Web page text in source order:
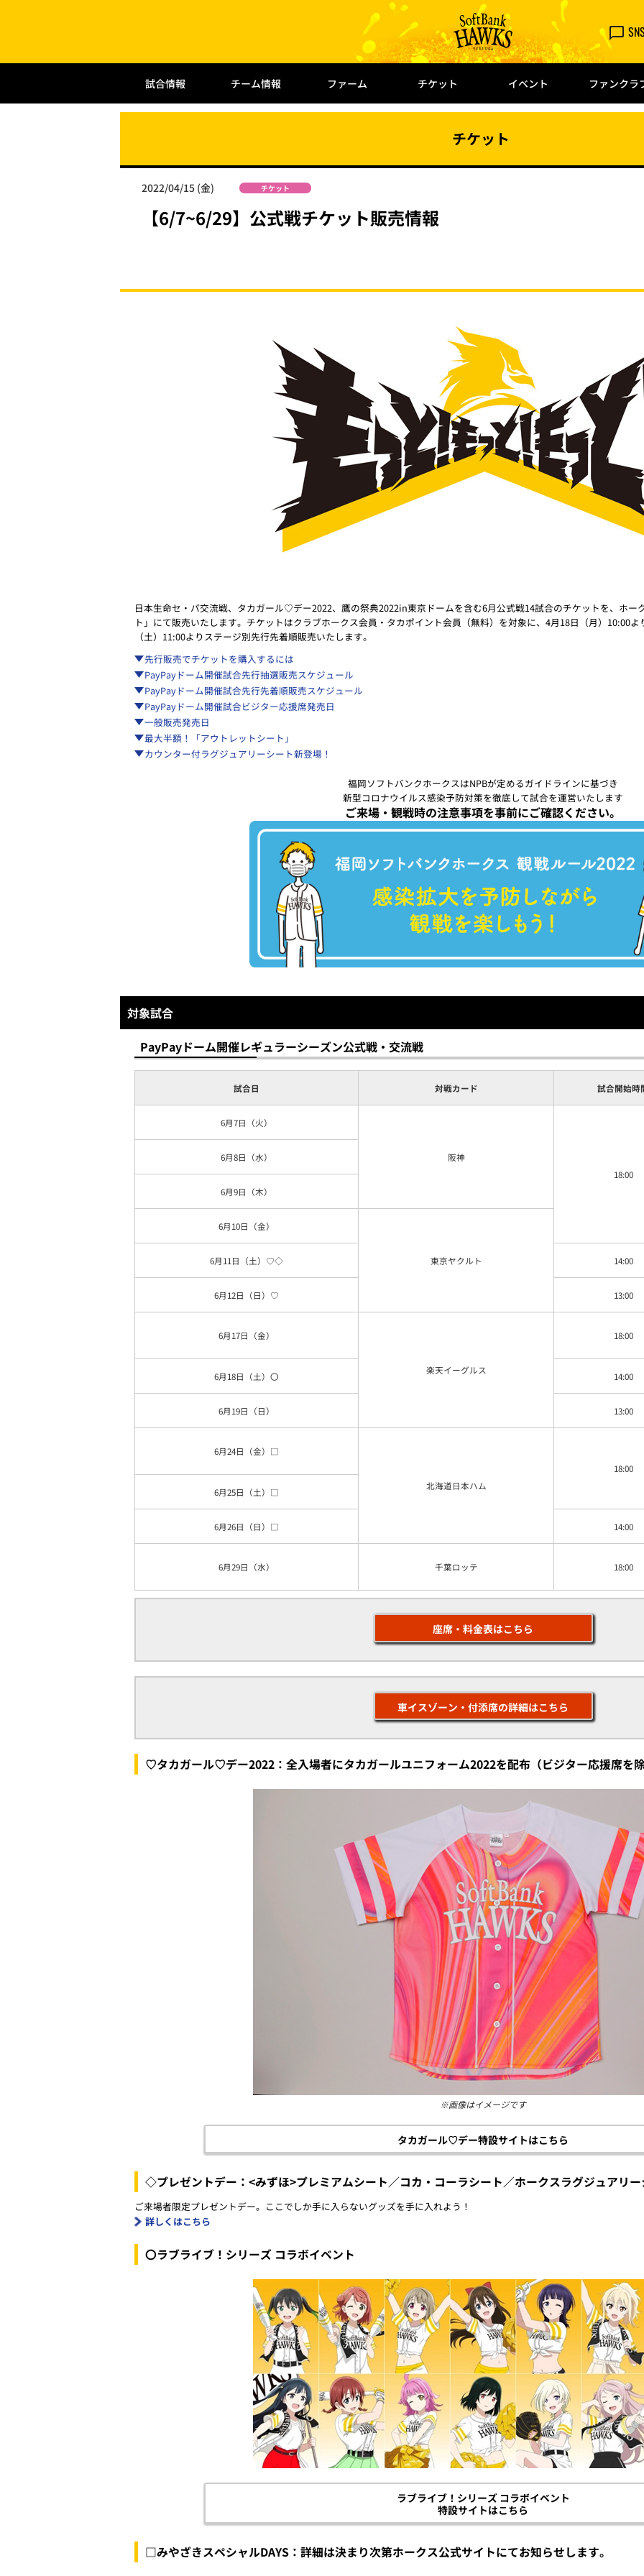
試合情報 チーム情報 ファーム チケット イベント ファンクラ
チケット
2022/04/15 (金) チケット
【6/7~6/29】公式戦チケット販売情報
日本生命セ・パ交流戦、タカガール♡デー2022、鷹の祭典2022in東京ドームを含む6月公式戦14試合のチケットを、ホー
ト」にて販売いたします。チケットはクラブホークス会員・タカポイント会員（無料）を対象に、4月18日（月）10:00
（土）11:00よりステージ別先行先着順販売いたします。
先行販売でチケットを購入するには
PayPayドーム開催試合先行抽選販売スケジュール
PayPayドーム開催試合先行先着順販売スケジュール
PayPayドーム開催試合ビジター応援席発売日
一般販売発売日
最大半額！「アウトレットシート」
カウンター付ラグジュアリーシート新登場！
福岡ソフトバンクホークスはNPBが定めるガイドラインに基づき
新型コロナウイルス感染予防対策を徹底して試合を運営いたします
ご来場・観戦時の注意事項を事前にご確認ください。
対象試合
PayPayドーム開催レギュラーシーズン公式戦・交流戦
試合日 対戦カード 試合開始時
6月7日（火）
阪神
18:00
6月8日（水）
6月9日（木）
6月10日（金）
東京ヤクルト
6月11日（土） ♡◇ 14:00
6月12日（日）♡ 13:00
6月17日（金）
楽天イーグルス
18:00
6月18日（土）〇 14:00
6月19日（日） 13:00
6月24日（金）□
北海道日本ハム
18:00
6月25日（土）□
6月26日（日）□ 14:00
6月29日（水） 千葉ロッテ 18:00
座席・料金表はこちら
車イスゾーン・付添席の詳細はこちら
♡タカガール♡デー2022：全入場者にタカガールユニフォーム2022を配布（ビジター応援席を
※画像はイメージです
タカガール♡デー特設サイトはこちら
◇プレゼントデー：<みずほ>プレミアムシート／コカ・コーラシート／ホークスラグジュアリ
ご来場者限定プレゼントデー。ここでしか手に入らないグッズを手に入れよう！
詳しくはこちら
〇ラブライブ！シリーズ コラボイベント
ラブライブ！シリーズ コラボイベント
特設サイトはこちら
□みやざきスペシャルDAYS：詳細は決まり次第ホークス公式サイトにてお知らせします。